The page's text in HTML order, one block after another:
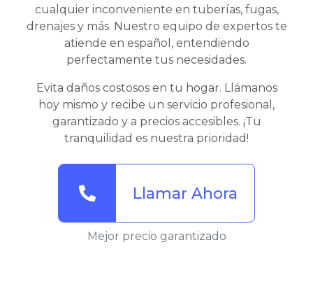
cualquier inconveniente en tuberías, fugas,
drenajes y más. Nuestro equipo de expertos te
atiende en español, entendiendo
perfectamente tus necesidades.
Evita daños costosos en tu hogar. Llámanos
hoy mismo y recibe un servicio profesional,
garantizado y a precios accesibles. ¡Tu
tranquilidad es nuestra prioridad!
Llamar Ahora
Mejor precio garantizado